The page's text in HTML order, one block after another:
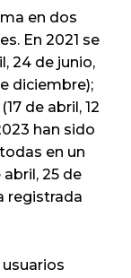
en dos
En 2021 se
24 de junio,
diciembre);
de abril, 12
han sido
en un
25 de
registrada